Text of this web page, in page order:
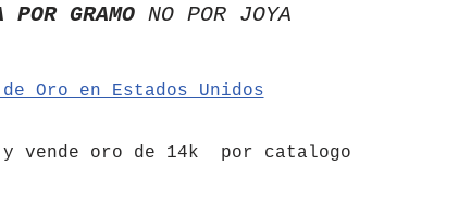
POR GRAMO NO POR JOYA
Oro en Estados Unidos
y vende oro de 14k por catalogo